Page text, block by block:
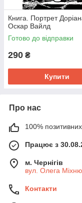
Книга. Портрет
Оскар Вайлд
Готово до відправки
290 ₴
Купити
Про нас
100% позитивних
Працює з
м. Чернігів
вул. Олега
Контакти